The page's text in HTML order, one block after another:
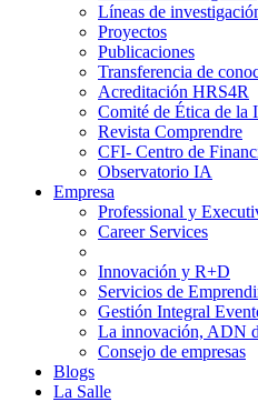
Líneas de
Proyectos
Publicaciones
Transferencia de
Acreditación HRS4R
Comité de Ética de la
Revista Comprendre
CFI- Centro de
Observatorio IA
Empresa
Professional y
Career Services
Innovación y R+D
Servicios de
Gestión Integral
La innovación, ADN
Consejo de empresas
Blogs
La Salle